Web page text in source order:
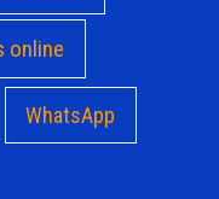
online
WhatsApp